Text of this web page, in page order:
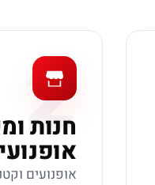
2
חנות
אופנועים